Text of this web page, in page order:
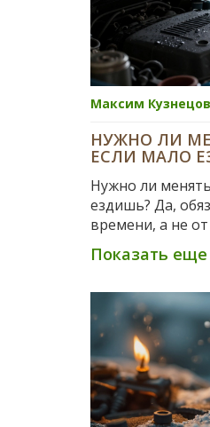
Максим Кузнецов
НУЖНО ЛИ
ЕСЛИ МАЛО
Нужно ли
ездишь? Да,
времени, а не
в гараже -
разрушают его
Показать еще